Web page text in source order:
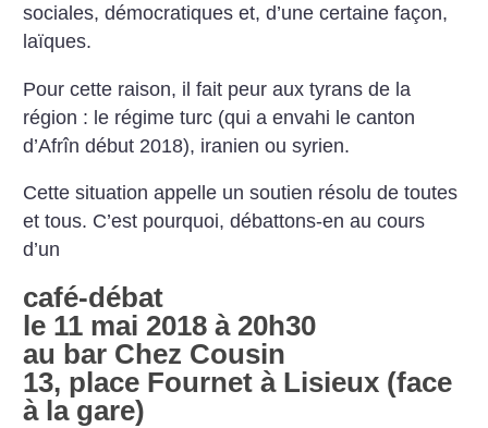
sociales, démocratiques et, d’une certaine façon,
laïques.
Pour cette raison, il fait peur aux tyrans de la
région : le régime turc (qui a envahi le canton
d’Afrîn début 2018), iranien ou syrien.
Cette situation appelle un soutien résolu de toutes
et tous. C’est pourquoi, débattons-en au cours
d’un
café-débat
le 11 mai 2018 à 20h30
au bar Chez Cousin
13, place Fournet à Lisieux (face
à la gare)